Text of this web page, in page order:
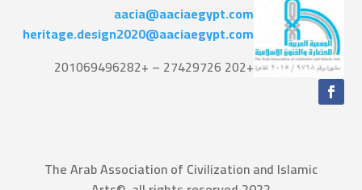
aacia@aaciaegypt.com
heritage.design2020@aaciaegypt.com
+202 27429726 – +201069496282
The Arab Association of Civilization and Islamic